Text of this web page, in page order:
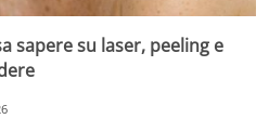
sapere su laser, peeling e